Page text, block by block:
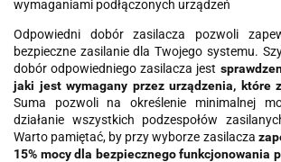
wymaganiami podłączonych urządzeń
Odpowiedni dobór zasilacza pozwoli
bezpieczne zasilanie dla Twojego systemu.
dobór odpowiedniego zasilacza jest
jaki jest wymagany przez urządzenia, które
Suma pozwoli na określenie minimalnej
działanie wszystkich podzespołów
Warto pamiętać, by przy wyborze zasilacza
15% mocy dla bezpiecznego funkcjonowania